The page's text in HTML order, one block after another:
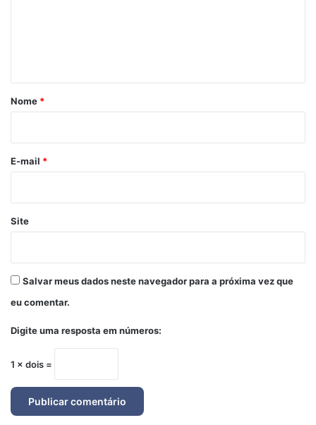
r
*
Nome *
E-mail *
Site
Salvar meus dados neste navegador para a próxima vez que
eu comentar.
Digite uma resposta em números:
1 × dois =